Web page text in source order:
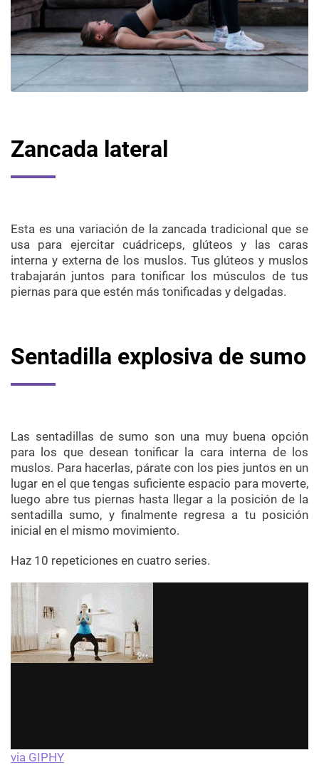
Zancada lateral
Esta es una variación de la zancada tradicional que se
usa para ejercitar cuádriceps, glúteos y las caras
interna y externa de los muslos. Tus glúteos y muslos
trabajarán juntos para tonificar los músculos de tus
piernas para que estén más tonificadas y delgadas.
Sentadilla explosiva de sumo
Las sentadillas de sumo son una muy buena opción
para los que desean tonificar la cara interna de los
muslos. Para hacerlas, párate con los pies juntos en un
lugar en el que tengas suficiente espacio para moverte,
luego abre tus piernas hasta llegar a la posición de la
sentadilla sumo, y finalmente regresa a tu posición
inicial en el mismo movimiento.
Haz 10 repeticiones en cuatro series.
via GIPHY